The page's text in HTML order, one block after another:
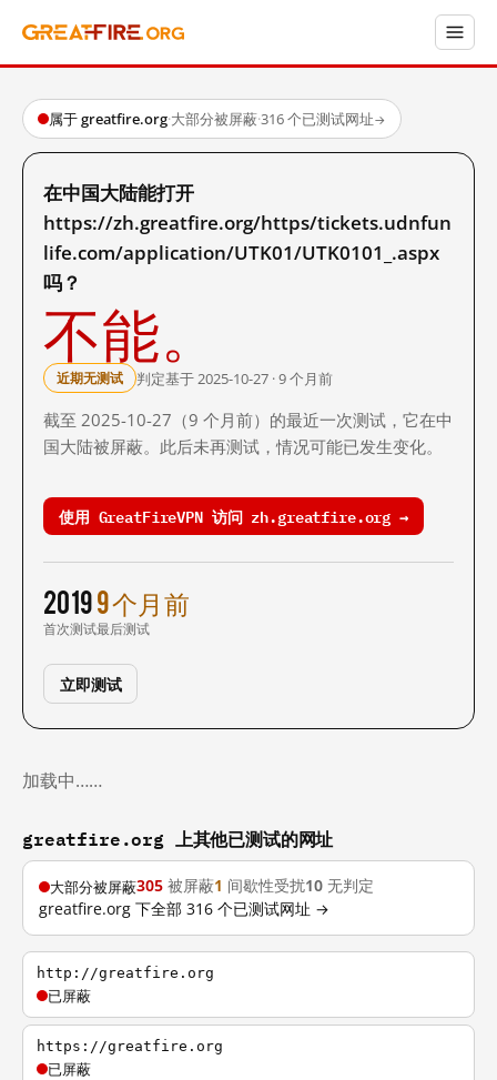
属于 greatfire.org·大部分被屏蔽·316 个已测试网址→
在中国大陆能打开
https://zh.greatfire.org/https/tickets.udnfun
life.com/application/UTK01/UTK0101_.aspx
吗？
不能。
近期无测试 判定基于 2025-10-27 · 9 个月前
截至 2025-10-27（9 个月前）的最近一次测试，它在中
国大陆被屏蔽。此后未再测试，情况可能已发生变化。
使用 GreatFireVPN 访问 zh.greatfire.org →
2019
首次测试
9 个月前
最后测试
立即测试
加载中……
greatfire.org 上其他已测试的网址
大部分被屏蔽305 被屏蔽1 间歇性受扰10 无判定
greatfire.org 下全部 316 个已测试网址 →
http://greatfire.org
已屏蔽
https://greatfire.org
已屏蔽